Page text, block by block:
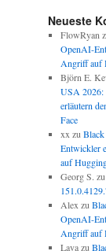
Neueste
FlowRyan
OpenAI-
Angriff auf
Björn E.
USA
erläutern
Face
xx zu
Entwickler
auf
Georg S. zu
Alex zu
OpenAI-
Angriff auf
Lavazu